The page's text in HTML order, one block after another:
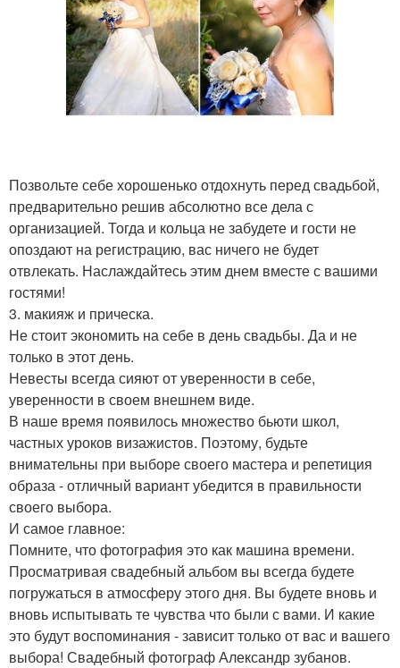
Позвольте себе хорошенько отдохнуть перед свадьбой,
предварительно решив абсолютно все дела с
организацией. Тогда и кольца не забудете и гости не
опоздают на регистрацию, вас ничего не будет
отвлекать. Наслаждайтесь этим днем вместе с вашими
гостями!
3. макияж и прическа.
Не стоит экономить на себе в день свадьбы. Да и не
только в этот день.
Невесты всегда сияют от уверенности в себе,
уверенности в своем внешнем виде.
В наше время появилось множество бьюти школ,
частных уроков визажистов. Поэтому, будьте
внимательны при выборе своего мастера и репетиция
образа - отличный вариант убедится в правильности
своего выбора.
И самое главное:
Помните, что фотография это как машина времени.
Просматривая свадебный альбом вы всегда будете
погружаться в атмосферу этого дня. Вы будете вновь и
вновь испытывать те чувства что были с вами. И какие
это будут воспоминания - зависит только от вас и вашего
выбора! Свадебный фотограф Александр зубанов.